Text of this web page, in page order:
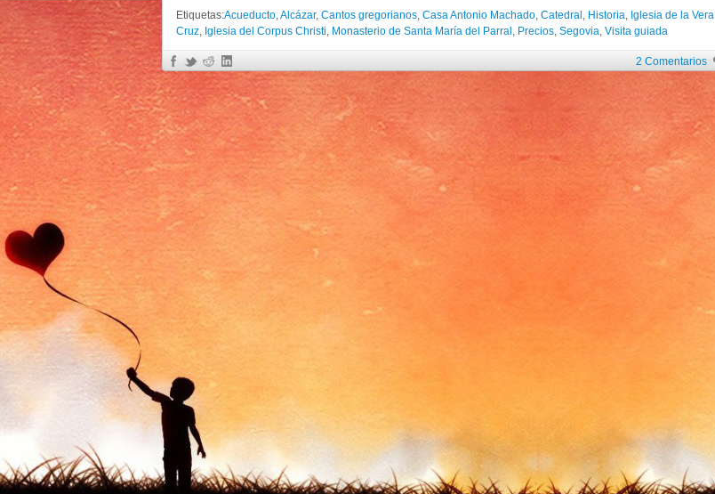
Etiquetas:Acueducto,Alcázar, Cantos gregorianos, Casa Antonio Machado, Catedral , Historia, Iglesia de la Vera
Cruz, Iglesia del Corpus Christi, Monasterio de Santa María del Parral , Precios, Segovia, Visita guiada
2 Comentarios